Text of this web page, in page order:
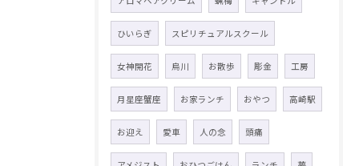
ひいらぎ スピリチュアルスクール
女神開花 烏川 お散歩 彫金 工房
月星座蟹座 お家ランチ おやつ 高崎駅
お迎え 愛車 人の念 頭痛